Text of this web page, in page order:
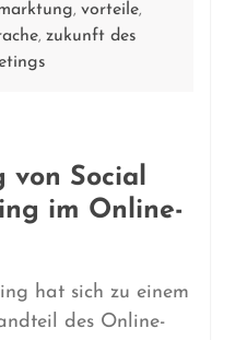
, vorteile,
, zukunft des
von Social
im Online-
hat sich zu einem
des Online-